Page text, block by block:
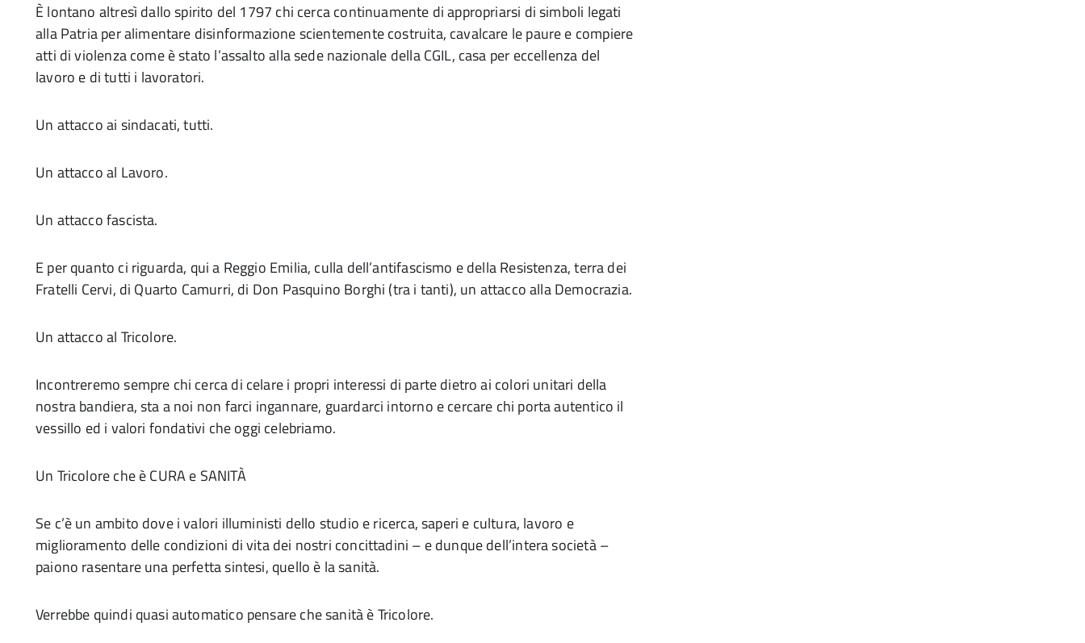
È lontano altresì dallo spirito del 1797 chi cerca continuamente di appropriarsi di simboli legati
alla Patria per alimentare disinformazione scientemente costruita, cavalcare le paure e compiere
atti di violenza come è stato l’assalto alla sede nazionale della CGIL, casa per eccellenza del
lavoro e di tutti i lavoratori.
Un attacco ai sindacati, tutti.
Un attacco al Lavoro.
Un attacco fascista.
E per quanto ci riguarda, qui a Reggio Emilia, culla dell’antifascismo e della Resistenza, terra dei
Fratelli Cervi, di Quarto Camurri, di Don Pasquino Borghi (tra i tanti), un attacco alla Democrazia.
Un attacco al Tricolore.
Incontreremo sempre chi cerca di celare i propri interessi di parte dietro ai colori unitari della
nostra bandiera, sta a noi non farci ingannare, guardarci intorno e cercare chi porta autentico il
vessillo ed i valori fondativi che oggi celebriamo.
Un Tricolore che è CURA e SANITÀ
Se c’è un ambito dove i valori illuministi dello studio e ricerca, saperi e cultura, lavoro e
miglioramento delle condizioni di vita dei nostri concittadini – e dunque dell’intera società –
paiono rasentare una perfetta sintesi, quello è la sanità.
Verrebbe quindi quasi automatico pensare che sanità è Tricolore.